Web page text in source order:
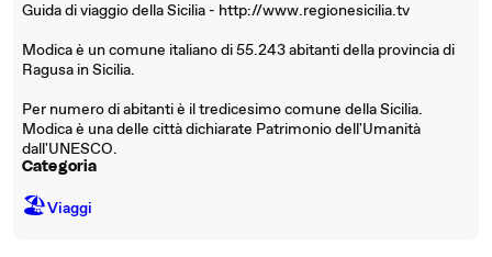
Guida di viaggio della Sicilia - http://www.regionesicilia.tv
Modica è un comune italiano di 55.243 abitanti della provincia di
Ragusa in Sicilia.
Per numero di abitanti è il tredicesimo comune della Sicilia.
Modica è una delle città dichiarate Patrimonio dell'Umanità
dall'UNESCO.
Categoria
🏖Viaggi